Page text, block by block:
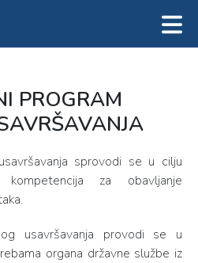
PROGRAM
sprovodi se u cilju
za obavljanje
usavršavanja provodi se u
organa državne službe iz